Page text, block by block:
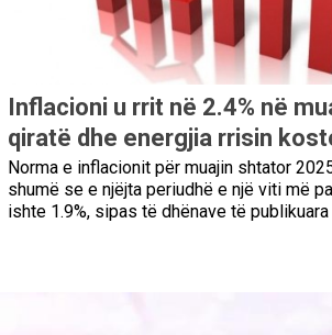
Inflacioni u rrit në 2.4% në
qiratë dhe energjia rrisin
Norma e inflacionit për muajin shtator
shumë se e njëjta periudhë e një viti më
ishte 1.9%, sipas të dhënave të publikuara